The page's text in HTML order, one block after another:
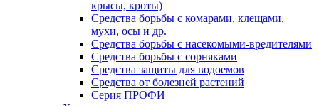
крысы, кроты)
Средства борьбы с комарами, клещами,
мухи, осы и др.
Средства борьбы с насекомыми-вредителями
Средства борьбы с сорняками
Средства защиты для водоемов
Средства от болезней растений
Серия ПРОФИ